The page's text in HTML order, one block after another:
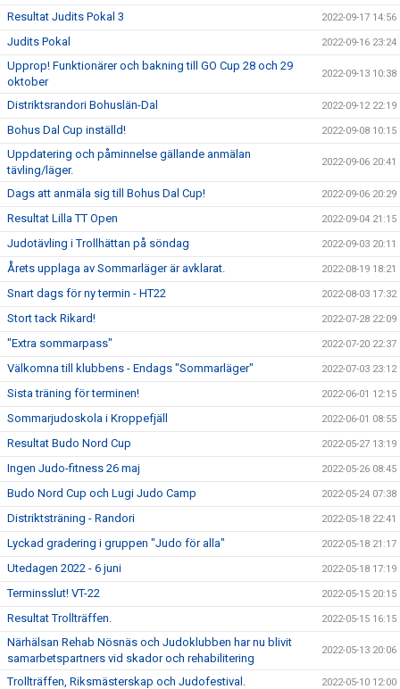
Resultat Judits Pokal 3 2022-09-17 14:56
Judits Pokal 2022-09-16 23:24
Upprop! Funktionärer och bakning till GO Cup 28 och 29
oktober
2022-09-13 10:38
Distriktsrandori Bohuslän-Dal 2022-09-12 22:19
Bohus Dal Cup inställd! 2022-09-08 10:15
Uppdatering och påminnelse gällande anmälan
tävling/läger.
2022-09-06 20:41
Dags att anmäla sig till Bohus Dal Cup! 2022-09-06 20:29
Resultat Lilla TT Open 2022-09-04 21:15
Judotävling i Trollhättan på söndag 2022-09-03 20:11
Årets upplaga av Sommarläger är avklarat. 2022-08-19 18:21
Snart dags för ny termin - HT22 2022-08-03 17:32
Stort tack Rikard! 2022-07-28 22:09
"Extra sommarpass" 2022-07-20 22:37
Välkomna till klubbens - Endags "Sommarläger" 2022-07-03 23:12
Sista träning för terminen! 2022-06-01 12:15
Sommarjudoskola i Kroppefjäll 2022-06-01 08:55
Resultat Budo Nord Cup 2022-05-27 13:19
Ingen Judo-fitness 26 maj 2022-05-26 08:45
Budo Nord Cup och Lugi Judo Camp 2022-05-24 07:38
Distriktsträning - Randori 2022-05-18 22:41
Lyckad gradering i gruppen "Judo för alla" 2022-05-18 21:17
Utedagen 2022 - 6 juni 2022-05-18 17:19
Terminsslut! VT-22 2022-05-15 20:15
Resultat Trollträffen. 2022-05-15 16:15
Närhälsan Rehab Nösnäs och Judoklubben har nu blivit
samarbetspartners vid skador och rehabilitering
2022-05-13 20:06
Trollträffen, Riksmästerskap och Judofestival. 2022-05-10 12:00